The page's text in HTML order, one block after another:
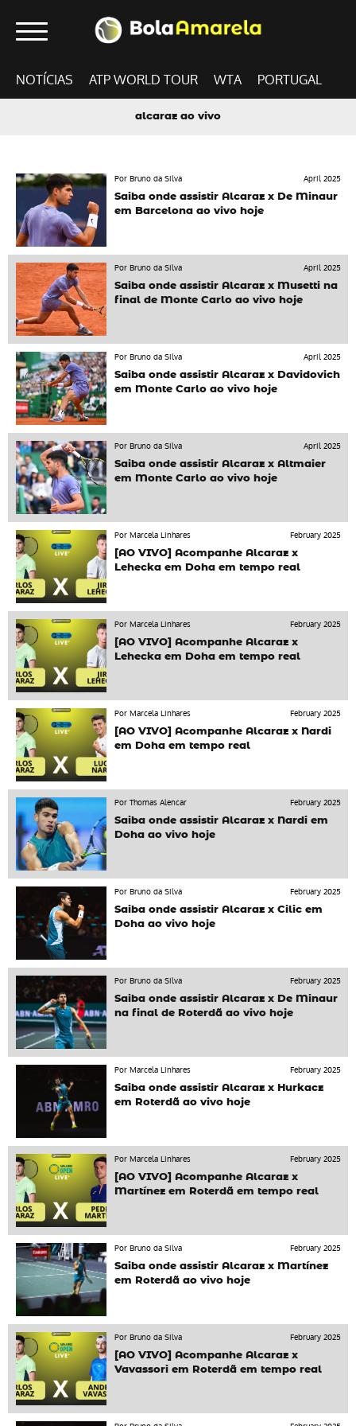
NOTÍCIAS ATP WORLD TOUR WTA PORTUGAL
alcaraz ao vivo
Por Bruno da Silva
April 2025
Saiba onde assistir Alcaraz x De Minaur
em Barcelona ao vivo hoje
Por Bruno da Silva
April 2025
Saiba onde assistir Alcaraz x Musetti na
final de Monte Carlo ao vivo hoje
Por Bruno da Silva
April 2025
Saiba onde assistir Alcaraz x Davidovich
em Monte Carlo ao vivo hoje
Por Bruno da Silva
April 2025
Saiba onde assistir Alcaraz x Altmaier
em Monte Carlo ao vivo hoje
Por Marcela Linhares
February 2025
[AO VIVO] Acompanhe Alcaraz x
Lehecka em Doha em tempo real
Por Marcela Linhares
February 2025
[AO VIVO] Acompanhe Alcaraz x
Lehecka em Doha em tempo real
Por Marcela Linhares
February 2025
[AO VIVO] Acompanhe Alcaraz x Nardi
em Doha em tempo real
Por Thomas Alencar
February 2025
Saiba onde assistir Alcaraz x Nardi em
Doha ao vivo hoje
Por Bruno da Silva
February 2025
Saiba onde assistir Alcaraz x Cilic em
Doha ao vivo hoje
Por Bruno da Silva
February 2025
Saiba onde assistir Alcaraz x De Minaur
na final de Roterdã ao vivo hoje
Por Marcela Linhares
February 2025
Saiba onde assistir Alcaraz x Hurkacz
em Roterdã ao vivo hoje
Por Marcela Linhares
February 2025
[AO VIVO] Acompanhe Alcaraz x
Martínez em Roterdã em tempo real
Por Bruno da Silva
February 2025
Saiba onde assistir Alcaraz x Martínez
em Roterdã ao vivo hoje
Por Bruno da Silva
February 2025
[AO VIVO] Acompanhe Alcaraz x
Vavassori em Roterdã em tempo real